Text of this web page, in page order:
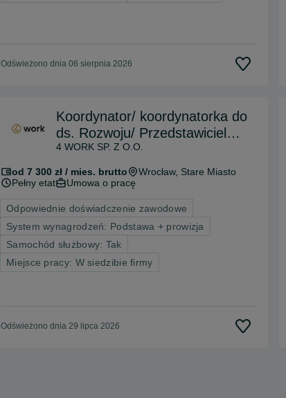
Odświeżono dnia 06 sierpnia 2026
Koordynator/ koordynatorka do
ds. Rozwoju/ Przedstawiciel
Handlowy – Wrocław
4 WORK SP. Z O.O.
od 7 300 zł / mies. brutto Wrocław, Stare Miasto
Pełny etat
Umowa o pracę
Odpowiednie doświadczenie zawodowe
System wynagrodzeń: Podstawa + prowizja
Samochód służbowy: Tak
Miejsce pracy: W siedzibie firmy
Odświeżono dnia 29 lipca 2026